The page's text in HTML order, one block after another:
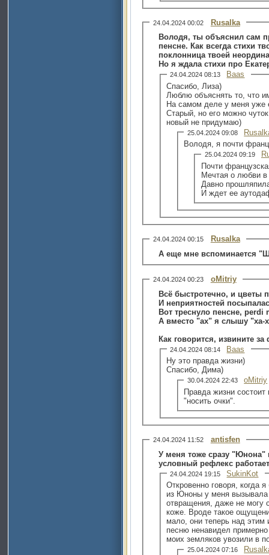
24.04.2024 00:02
Rusalka
Володя, ты объяснил сам
пенсне. Как всегда стихи
поклонница твоей
Но я ждала стихи про
24.04.2024 08:13
Baas
Спасибо, Лиза)
Люблю объяснять то, что
На самом деле у меня уже есть стишок про
Старый, но его можно
новый не придумаю)
25.04.2024 09:08
Володя, я почти
25.04.2024 09:19
Почти
Мечтая о любви
Давно
И ждет ее
24.04.2024 00:15
Rusalka
А еще мне вспоминается
24.04.2024 00:23
oMitriy
Всё быстротечно, и цветы
И неприятностей
Вот треснуло пенсне, perdi
А вместо "ах" я слышу "ха-
Как говорится, извините за
24.04.2024 08:14
Baas
Ну это правда жизни)
Спасибо, Дима)
30.04.2024 22:43
oMitriy
Правда жизни
"носить очки".
24.04.2024 11:52
antisfen
У меня тоже сразу "Юнона"
условный рефлекс
24.04.2024 19:15
SukinKot
Откровенно говоря, когда
из Юноны у меня вызывала
отвращения, даже не могу
коже. Вроде такое
мало, они теперь над
песню ненавидел
моих земляков увозили в
25.04.2024 07:16